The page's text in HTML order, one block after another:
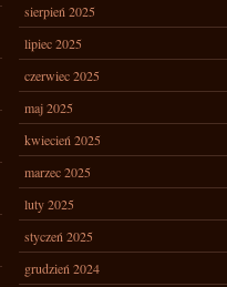
sierpień 2025
lipiec 2025
czerwiec 2025
maj 2025
kwiecień 2025
marzec 2025
luty 2025
styczeń 2025
grudzień 2024